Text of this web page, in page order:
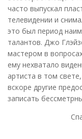
часто выпускал
телевидении и
это был период
талантов. Джо
мастером в
ему нехватало
артиста в том
вскоре другие
записать